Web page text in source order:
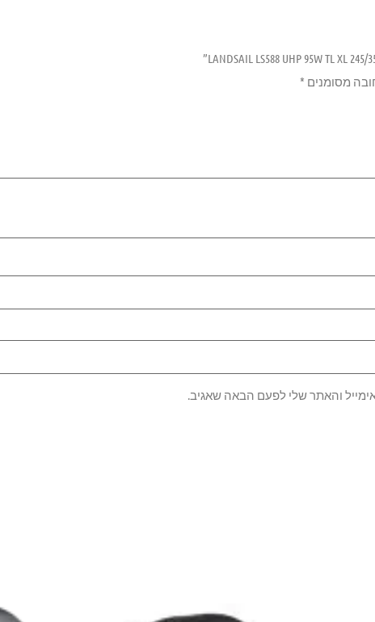
מסומנים *
והאתר שלי לפעם הבאה שאגיב.